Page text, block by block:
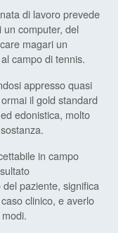
di lavoro prevede
un computer, del
magari un
campo di tennis.
appresso quasi
il gold standard
edonistica, molto
in campo
paziente, significa
clinico, e averlo